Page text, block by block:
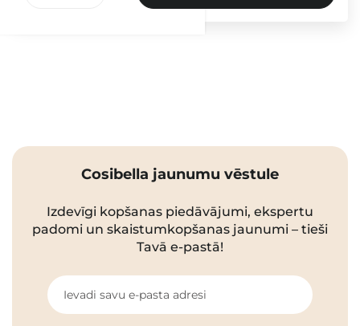
Cosibella jaunumu vēstule
Izdevīgi kopšanas piedāvājumi, ekspertu
padomi un skaistumkopšanas jaunumi – tieši
Tavā e-pastā!
Ievadi savu e-pasta adresi